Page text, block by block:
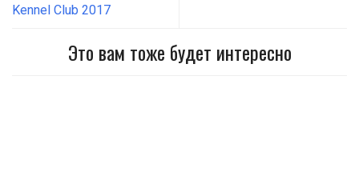
Kennel Club 2017
Это вам тоже будет интересно